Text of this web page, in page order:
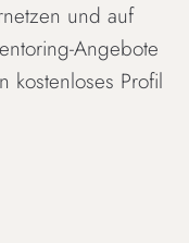
und auf
Angebote
kostenloses Profil